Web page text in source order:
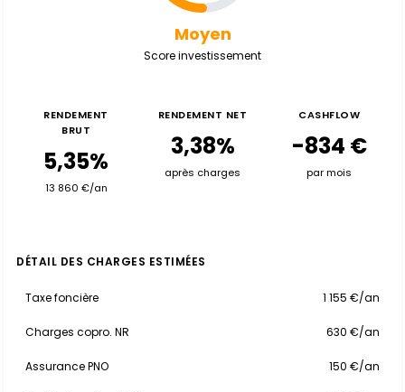
Moyen
Score investissement
RENDEMENT
BRUT
5,35%
13 860 €/an
RENDEMENT NET
3,38%
après charges
CASHFLOW
-834 €
par mois
DÉTAIL DES CHARGES ESTIMÉES
Taxe foncière 1 155 €/an
Charges copro. NR 630 €/an
Assurance PNO 150 €/an